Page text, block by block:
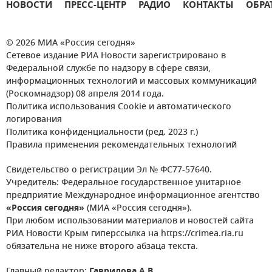
НОВОСТИ ПРЕСС-ЦЕНТР РАДИО КОНТАКТЫ
© 2026 МИА «Россия сегодня»
Сетевое издание РИА Новости зарегистрировано в
Федеральной службе по надзору в сфере связи,
информационных технологий и массовых коммуникаций
(Роскомнадзор) 08 апреля 2014 года.
Политика использования Cookie и автоматического
логирования
Политика конфиденциальности (ред. 2023 г.)
Правила применения рекомендательных технологий
Свидетельство о регистрации Эл № ФС77-57640.
Учредитель: Федеральное государственное унитарное
предприятие Международное информационное агентство
«Россия сегодня» (МИА «Россия сегодня»).
При любом использовании материалов и новостей сайта
РИА Новости Крым гиперссылка на https://crimea.ria.ru
обязательна не ниже второго абзаца текста.